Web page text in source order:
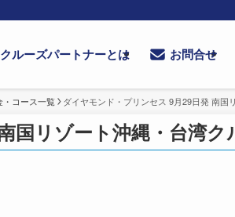
クルーズパートナーとは お問合せ
・コース一覧 ダイヤモンド・プリンセス 9月29日発 南国
リゾート沖縄・台湾ク